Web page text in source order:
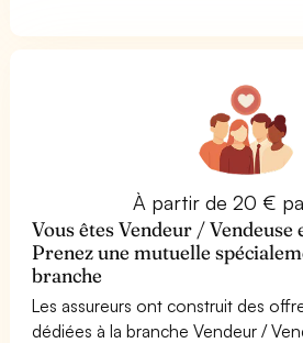
À partir de 20 €
Vous êtes Vendeur / Vendeuse
Prenez une mutuelle
branche
Les assureurs ont construit des
dédiées à la branche Vendeur /